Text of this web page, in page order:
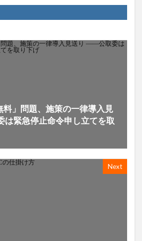
料」問題、施策の一律導入見
緊急停止命令申し立てを取
Next